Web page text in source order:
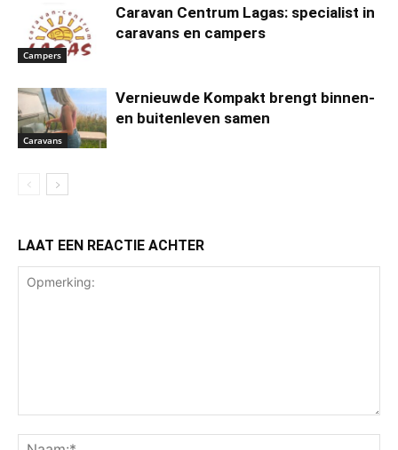
Campers
Caravan Centrum Lagas: specialist in
caravans en campers
Caravans
Vernieuwde Kompakt brengt binnen-
en buitenleven samen
LAAT EEN REACTIE ACHTER